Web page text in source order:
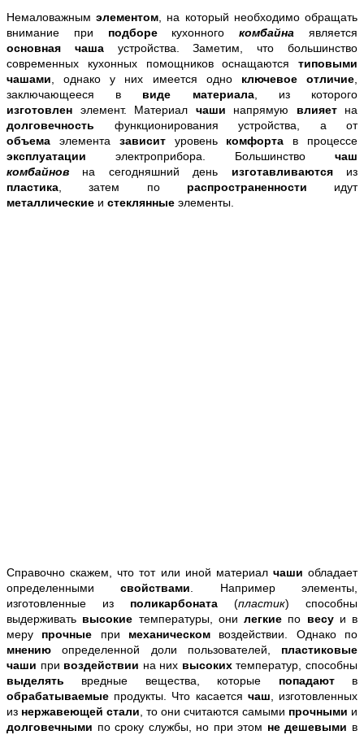
Немаловажнымэлементом, на который необходимо обращать
внимание при подборе кухонногокомбайнаявляется
основная чашаустройства. Заметим, что большинство
современных кухонных помощников оснащаются типовыми
чашами, однако у них имеется одно ключевое отличие,
заключающееся в виде материала, из которого
изготовлен элемент. Материал чаши напрямую влияет на
долговечность функционирования устройства, а от
объема элемента зависит уровень комфорта в процессе
эксплуатации электроприбора. Большинство чаш
комбайнов
на сегодняшний день изготавливаются из
пластика, затем по распространенности идут
металлические и стеклянные элементы.
Справочно скажем, что тот или иной материал чаши обладает
определеннымисвойствами. Например элементы,
изготовленные из поликарбоната (пластик) способны
выдерживать высокие температуры, они легкие по весу и в
меру прочные при механическом воздействии. Однако по
мнениюопределенной доли пользователей, пластиковые
чаши при воздействии на них высокихтемператур, способны
выделять вредные вещества, которые попадают в
обрабатываемые продукты. Что касается чаш, изготовленных
из нержавеющей стали, то они считаются самыми прочными и
долговечными по сроку службы, но при этом не дешевыми в